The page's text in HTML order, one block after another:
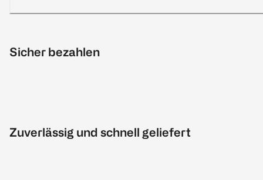
Sicher bezahlen
Zuverlässig und schnell geliefert